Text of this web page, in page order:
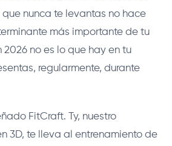
que nunca te levantas no hace
más importante de tu
no es lo que hay en tu
regularmente, durante
FitCraft. Ty, nuestro
3D, te lleva al entrenamiento de